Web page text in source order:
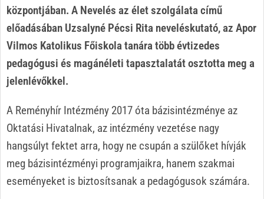
központjában. A Nevelés az élet szolgálata című
előadásában Uzsalyné Pécsi Rita neveléskutató, az Apor
Vilmos Katolikus Főiskola tanára több évtizedes
pedagógusi és magánéleti tapasztalatát osztotta meg a
jelenlévőkkel.
A Reményhír Intézmény 2017 óta bázisintézménye az
Oktatási Hivatalnak, az intézmény vezetése nagy
hangsúlyt fektet arra, hogy ne csupán a szülőket hívják
meg bázisintézményi programjaikra, hanem szakmai
eseményeket is biztosítsanak a pedagógusok számára.